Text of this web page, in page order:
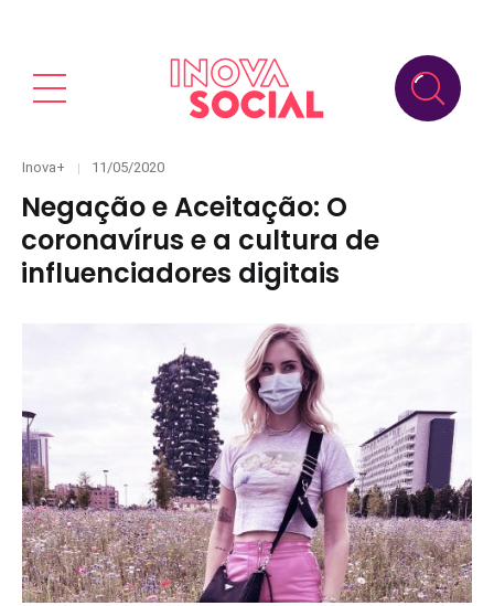
Categories
Inova+
Posted
11/05/2020
Negação e Aceitação: O
coronavírus e a cultura de
influenciadores digitais